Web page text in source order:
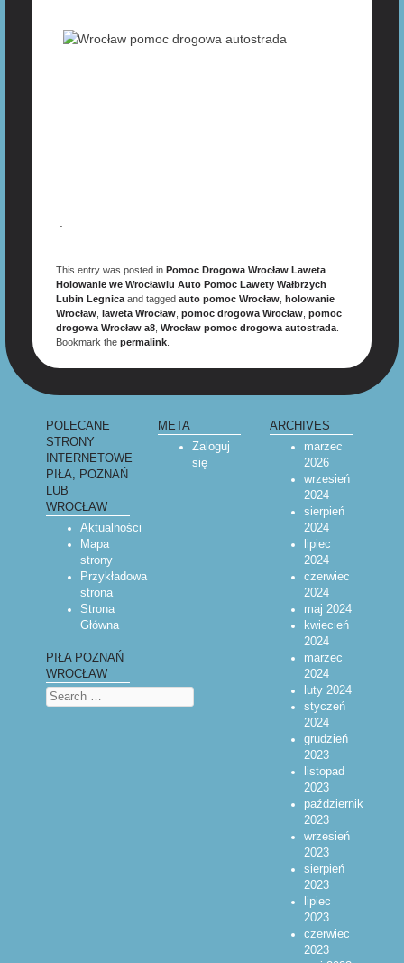
This entry was posted in Pomoc Drogowa Wrocław Laweta
Holowanie we Wrocławiu Auto Pomoc Lawety Wałbrzych
Lubin Legnicaand tagged auto pomoc Wrocław, holowanie
Wrocław, laweta Wrocław, pomoc drogowa Wrocław, pomoc
drogowa Wrocław a8, Wrocław pomoc drogowa autostrada.
Bookmark the permalink.
POLECANE
STRONY
INTERNETOWE
PIŁA, POZNAŃ
LUB
WROCŁAW
Aktualności
Mapa
strony
Przykładowa
strona
Strona
Główna
PIŁA POZNAŃ
WROCŁAW
Search
META
Zaloguj
się
ARCHIVES
marzec
2026
wrzesień
2024
sierpień
2024
lipiec
2024
czerwiec
2024
maj 2024
kwiecień
2024
marzec
2024
luty 2024
styczeń
2024
grudzień
2023
listopad
2023
październik
2023
wrzesień
2023
sierpień
2023
lipiec
2023
czerwiec
2023